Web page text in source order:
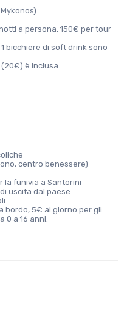
a persona, 150€ per tour
bicchiere di soft drink sono
è inclusa.
centro benessere)
la funivia a Santorini
uscita dal paese
bordo, 5€ al giorno per gli
0 a 16 anni.